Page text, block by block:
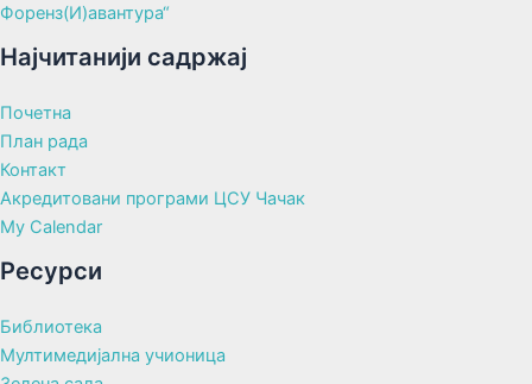
Форенз(И)авантура“
Најчитанији садржај
Почетна
План рада
Контакт
Акредитовани програми ЦСУ Чачак
My Calendar
Ресурси
Библиотека
Мултимедијална учионица